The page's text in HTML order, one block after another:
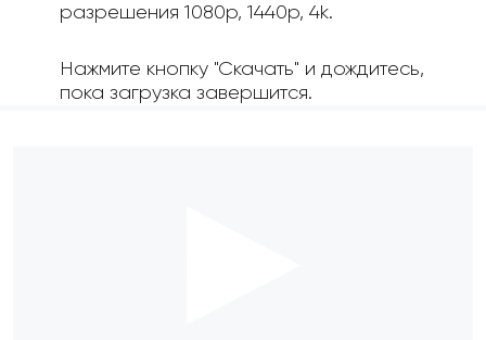
разрешения 1080p, 1440p, 4k.
Нажмите кнопку "Скачать" и дождитесь,
пока загрузка завершится.